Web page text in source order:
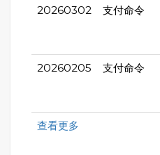
20260302 支付命令
20260205 支付命令
查看更多